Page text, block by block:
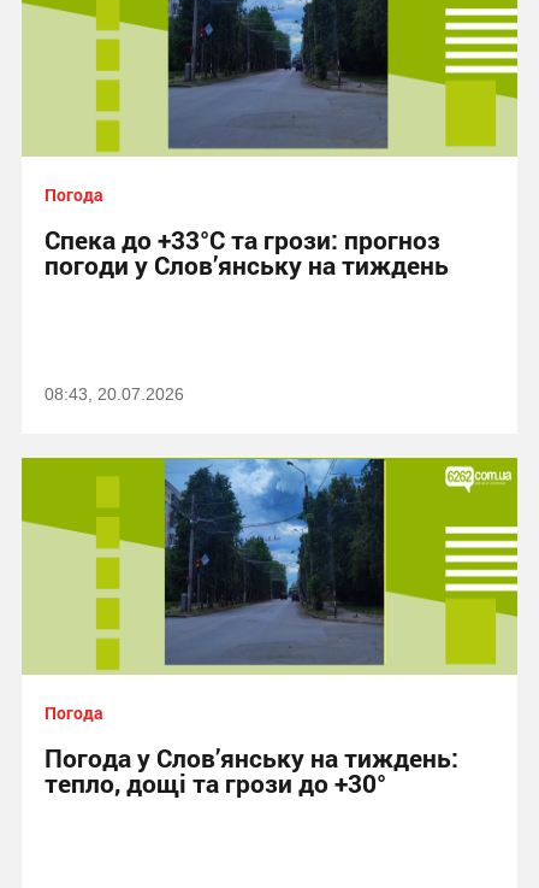
Погода
Спека до +33°C та грози: прогноз
погоди у Слов’янську на тиждень
08:43, 20.07.2026
Погода
Погода у Слов’янську на тиждень:
тепло, дощі та грози до +30°